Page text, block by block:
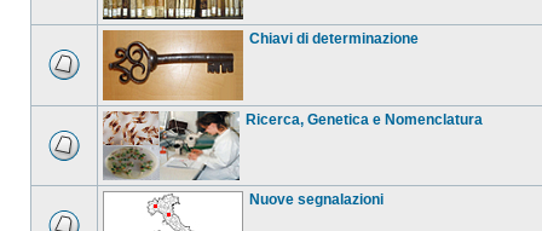
Chiavi di determinazione
Ricerca, Genetica e Nomenclatura
Nuove segnalazioni